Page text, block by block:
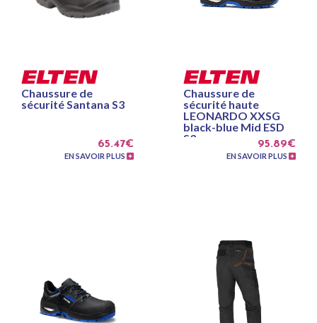
Chaussure de
sécurité Santana S3
65.47€
EN SAVOIR PLUS
Chaussure de
sécurité haute
LEONARDO XXSG
black-blue Mid ESD
S3
95.89€
EN SAVOIR PLUS